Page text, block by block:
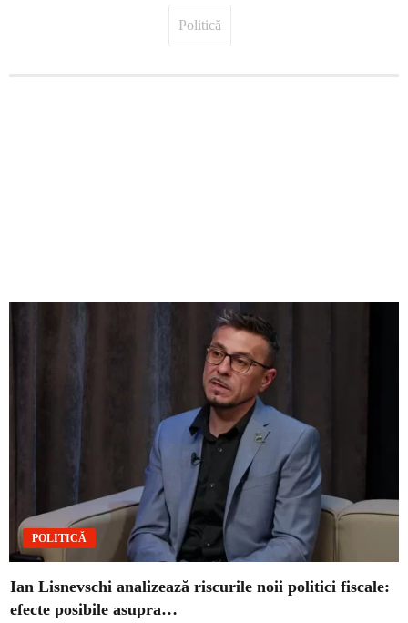
Politică
POLITICĂ
Ian Lisnevschi analizează riscurile noii politici fiscale:
efecte posibile asupra…